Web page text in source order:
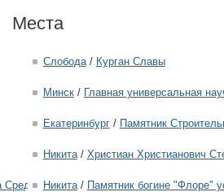
Места
Слобода/ Курган Славы
Минск/ Главная универсальная
Екатеринбург/ Памятник
Никита/ Христиан Христианович
побережье от
Никита/ Памятник богине "Флоре"